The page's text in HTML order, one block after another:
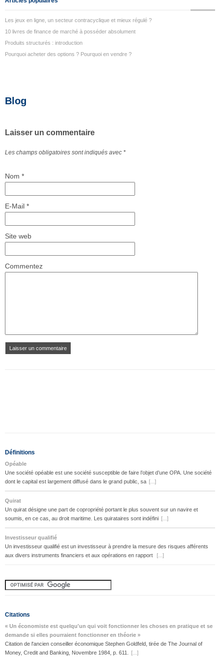
Les jeux en ligne, un secteur contracyclique et mieux régulé ?
10 livres de finance de marché à posséder absolument
Produits structurés : introduction
Pourquoi acheter des options ? Pourquoi en vendre ?
Blog
Laisser un commentaire
Les champs obligatoires sont indiqués avec *
Nom *
E-Mail *
Site web
Commentez
Définitions
Opéable
Une société opéable est une société susceptible de faire l’objet d’une OPA. Une société
dont le capital est largement diffusé dans le grand public, sa [...]
Quirat
Un quirat désigne une part de copropriété portant le plus souvent sur un navire et
soumis, en ce cas, au droit maritime. Les quirataires sont indéfini [...]
Investisseur qualifié
Un investisseur qualifié est un investisseur à prendre la mesure des risques afférents
aux divers instruments financiers et aux opérations en rapport
[...]
Citations
« Un économiste est quelqu'un qui voit fonctionner les choses en pratique et se
demande si elles pourraient fonctionner en théorie »
Citation de l'ancien conseiller économique Stephen Goldfeld, tirée de The Journal of
Money, Credit and Banking, Novembre 1984, p. 611.
[...]